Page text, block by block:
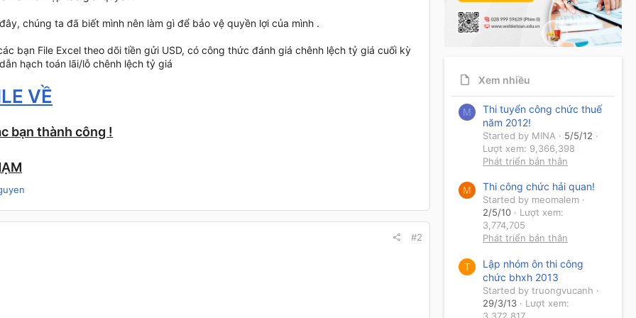
chúng ta đã biết mình nên làm gì để bảo vệ quyền lợi của mình .
bạn File Excel theo dõi tiền gửi USD, có công thức đánh giá chênh lệch tỷ giá cuối kỳ
hạch toán lãi/lỗ chênh lệch tỷ giá
VỀ
bạn thành công !
#2
Xem nhiều
M
Thi tuyển công chức thuế
năm 2012!
Started by MINA
5/5/12
Lượt xem: 9,366,398
Phát triển bản thân
M Thi công chức hải quan!
Started by meomalem
2/5/10
Lượt xem:
3,774,705
Phát triển bản thân
T
Lập nhóm ôn thi công
chức bhxh 2013
Started by truongvucanh
29/3/13
Lượt xem:
3,372,817